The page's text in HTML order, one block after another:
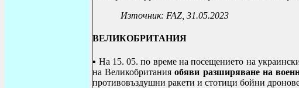
Източник: FAZ, 31.05.2023
ВЕЛИКОБРИТАНИЯ
▪ На 15. 05. по време на посещението на
на Великобританияобяви разширяване на
противовъздушни ракети и стотици бойни